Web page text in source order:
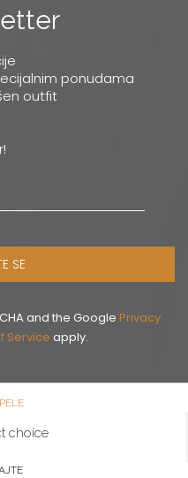
ponudama
outfit
SE
and the Google Privacy
Service apply.
choice